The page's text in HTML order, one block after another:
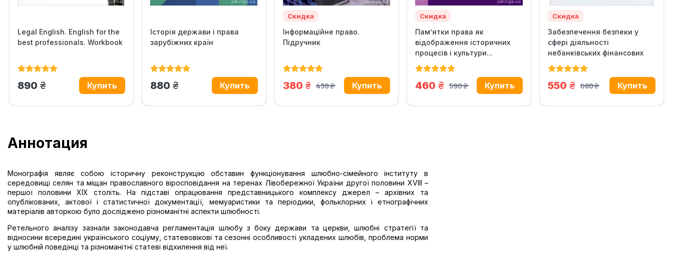
Legal English. English for the
best professionals. Workbook
890 грн.
Історія держави i права
зарубіжних кpaїн
880 грн.
Скидка
Інформаційне право.
Підручник
430
грн.
380 грн.
Скидка
Пам’ятки права як
відображення історичних
процесів і культури...
590
грн.
460 грн.
Скидка
Забезпечення безпеки у
сфері діяльності
небанківських фінансових
установ...
680
грн.
550 грн.
Аннотация
Монографія являє собою історичну реконструкцію обставин функціонування шлюбно-сімейного інституту в
середовищі селян та міщан православного віросповідання на теренах Лівобережної України другої половини XVIII –
першої половини ХІХ століть. На підставі опрацювання представницького комплексу джерел – архівних та
опублікованих, актової і статистичної документації, мемуаристики та періодики, фольклорних і етнографічних
матеріалів авторкою було досліджено різноманітні аспекти шлюбності.
Ретельного аналізу зазнали законодавча регламентація шлюбу з боку держави та церкви, шлюбні стратегії та
відносини всередині українського соціуму, статевовікові та сезонні особливості укладених шлюбів, проблема норми
у шлюбній поведінці та різноманітні статеві відхилення від неї.